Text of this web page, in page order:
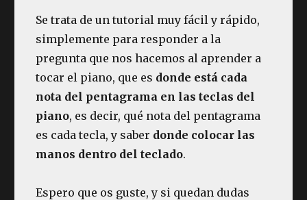
Se trata de un tutorial muy fácil y rápido,
simplemente para responder a la
pregunta que nos hacemos al aprender a
tocar el piano, que es donde está cada
nota del pentagrama en las teclas del
piano, es decir, qué nota del pentagrama
es cada tecla, y saber donde colocar las
manos dentro del teclado.
Espero que os guste, y si quedan dudas